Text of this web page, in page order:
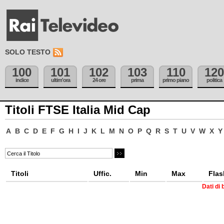
SOLO TESTO
100
indice
101
ultim'ora
102
24 ore
103
prima
110
primo piano
120
politica
Titoli FTSE Italia Mid Cap
A B C D E F G H I J K L M N O P Q R S T U V W X Y
Titoli Uffic. Min Max
Dati di